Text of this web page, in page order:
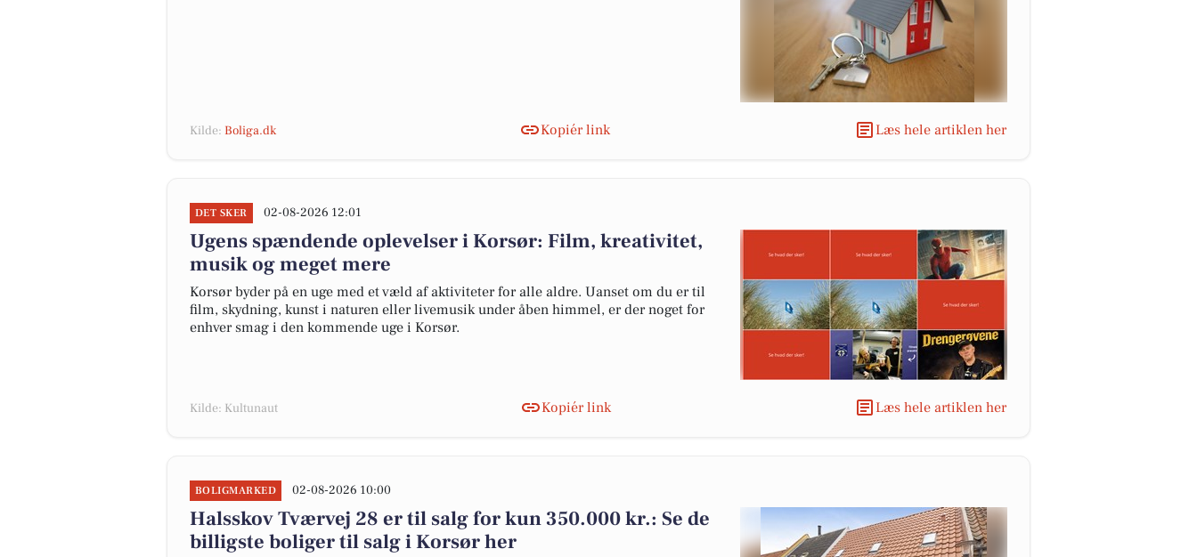
Kilde: Boliga.dk Kopiér link Læs hele artiklen her
DET SKER 02-08-2026 12:01
Ugens spændende oplevelser i Korsør: Film, kreativitet,
musik og meget mere
Korsør byder på en uge med et væld af aktiviteter for alle aldre. Uanset om du er til
film, skydning, kunst i naturen eller livemusik under åben himmel, er der noget for
enhver smag i den kommende uge i Korsør.
Kilde: Kultunaut Kopiér link Læs hele artiklen her
BOLIGMARKED 02-08-2026 10:00
Halsskov Tværvej 28 er til salg for kun 350.000 kr.: Se de
billigste boliger til salg i Korsør her